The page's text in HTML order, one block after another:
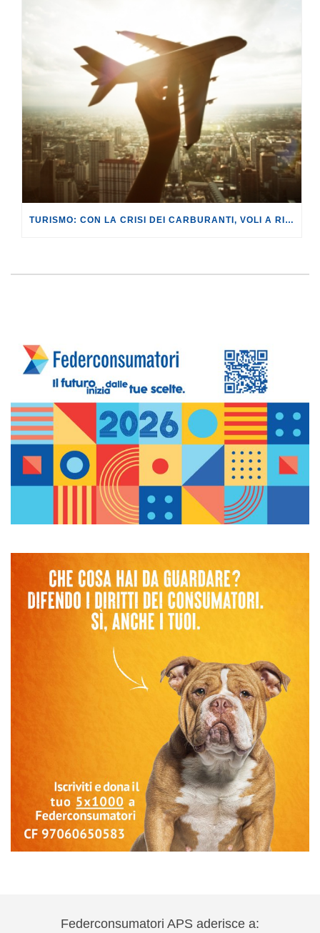
TURISMO: CON LA CRISI DEI CARBURANTI, VOLI A RISCHIO CANCELLAZIONE O RINCARO.
Federconsumatori APS aderisce a: